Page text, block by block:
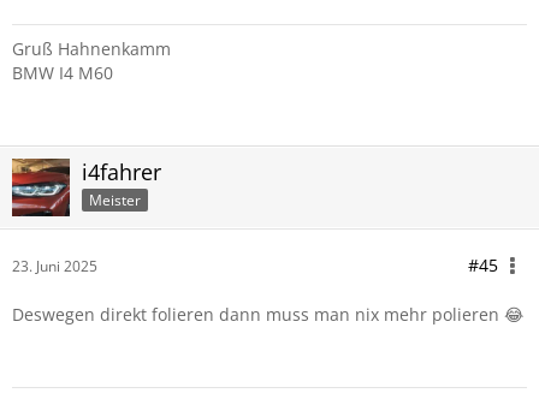
Gruß Hahnenkamm
BMW I4 M60
i4fahrer
Meister
23. Juni 2025 #45
Deswegen direkt folieren dann muss man nix mehr polieren 😂